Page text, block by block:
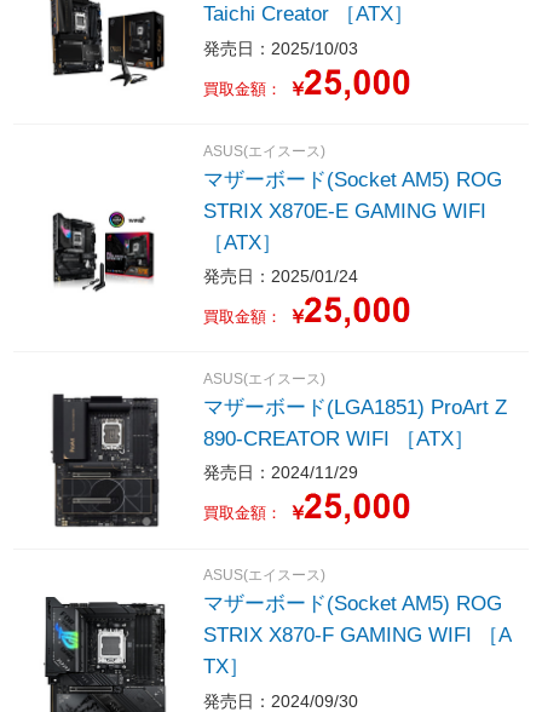
Taichi Creator ［ATX］
発売日：2025/10/03
買取金額： ￥
ASUS(エイスース)
マザーボード(Socket AM5) ROG
STRIX X870E-E GAMING WIFI
［ATX］
発売日：2025/01/24
買取金額： ￥
ASUS(エイスース)
マザーボード(LGA1851) ProArt Z
890-CREATOR WIFI ［ATX］
発売日：2024/11/29
買取金額： ￥
ASUS(エイスース)
マザーボード(Socket AM5) ROG
STRIX X870-F GAMING WIFI ［A
TX］
発売日：2024/09/30